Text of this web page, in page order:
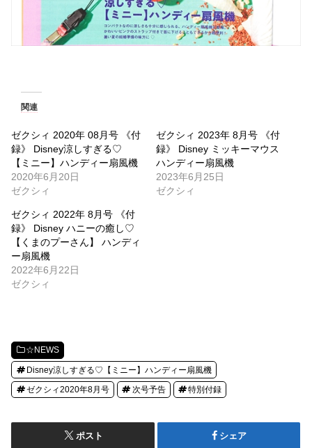
関連
ゼクシィ 2020年 08月号 《付
録》 Disney涼しすぎる♡
【ミニー】ハンディー扇風機
2020年6月20日
ゼクシィ
ゼクシィ 2023年 8月号 《付
録》 Disney ミッキーマウス
ハンディー扇風機
2023年6月25日
ゼクシィ
ゼクシィ 2022年 8月号 《付
録》 Disney ハニーの癒し♡
【くまのプーさん】 ハンディ
ー扇風機
2022年6月22日
ゼクシィ
☆NEWS
Disney涼しすぎる♡【ミニー】ハンディー扇風機
ゼクシィ2020年8月号 次号予告 特別付録
ポスト シェア